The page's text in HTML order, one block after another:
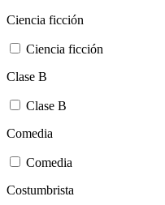
Ciencia ficción
Ciencia ficción
Clase B
Clase B
Comedia
Comedia
Costumbrista